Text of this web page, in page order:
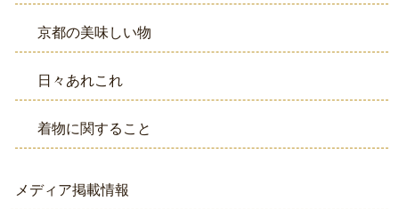
京都の美味しい物
日々あれこれ
着物に関すること
メディア掲載情報